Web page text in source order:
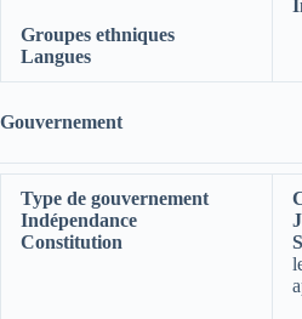
Groupes ethniques
Langues
Gouvernement
Type de gouvernement
Indépendance
Constitution